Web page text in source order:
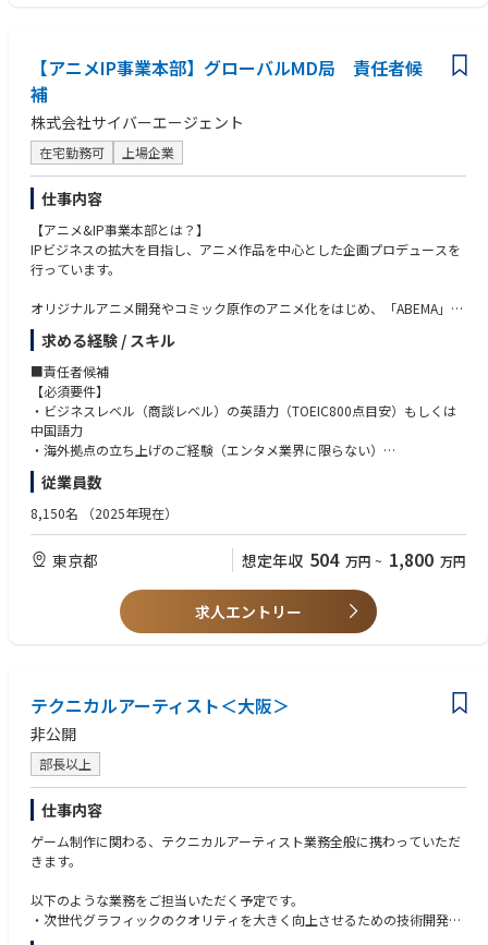
ジーなど)との複合チームにおいてデザイン価値を最大化していく意欲
・グローバルのデザインメンバーとの積極的な協業・共創する意欲
・最新事例や専門知識をデザインプロセスに取り込む意欲
・自分自身のスキルセットをより洗練させながら、幅広いスキルセットを
開拓していく意欲
◆あると望ましい経験・スキル
・プロダクトマネジャー、プロジェクトマネジャー、UXデザイナー、Web
ディレクターの経験
・サービス・プロダクトの戦略策定に関わった経験
・データ分析による課題発見/解決の経験
・自社製品や他社製品のマーケティングや、デジタルマーケティングに携
・ビジネスレベルの英語でのコミュニケーションスキル
・新規事業開発および実現の経験
◆応募時の必要書類
履歴書・職務経歴書・これまでの作品例（ポートフォリオまたはWebサイ
ト、公開可能な現在関わっているプロジェクトリンクや過去のローンチ済
みプロジェクトリンクなどの形式）をご提出ください。
【アニメIP事業本部】グローバルMD局 責任者候
補
株式会社サイバーエージェント
在宅勤務可 上場企業
仕事内容
【アニメ&IP事業本部とは？】
IPビジネスの拡大を目指し、アニメ作品を中心とした企画プロデュースを
行っています。
オリジナルアニメ開発やコミック原作のアニメ化をはじめ、「ABEMA」と
の連動企画や、広告・宣伝機能、人気 IPのグッズ制作・マーチャンダイジ
ング機能など、グローバル市場を見据えた総合的な事業を展開していま
す。
【業務内容】
アニメIPにおける海外向けの戦略立て、プロダクト開発、商品企画をお任
せいたします。
【募集背景】
近年、日本のアニメは全世界に広がり、新しいファンを次々と獲得してい
ます。
その中で、日本の質の高いコンテンツのポテンシャルは非常に大きく、サ
シャルを最大限に引き出すことを目指しています。
アニメ・エンタメ業界での経験があり、新しい試みや未知の挑戦に心を躍
らせる方々の応募を心よりお待ちしております。
～～～～～～～～～～～～～～～～～～～～～～～
※メンバークラスの募集もございます。
メンバーに関しては、アニメIPのアジアメーカーにおける商品企画、プロ
ダクト開発をお任せいたします。
求める経験 / スキル
■責任者候補
【必須要件】
・ビジネスレベル（商談レベル）の英語力（TOEIC800点目安）もしくは
中国語力
・海外拠点の立ち上げのご経験（エンタメ業界に限らない）
・海外市場を切り開いていきたいと思っている方
【求める人物像】
・変化に柔軟に対応できる方
・海外市場を切り開いていきたいと思っている方
【求める人物像】
・日本のコンテンツを世界に届けたいと思う方
・変化に柔軟に対応できる方
従業員数
8,150名 （2025年現在）
東京都 想定年収 504 万円 ~ 1,800 万円
求人エントリー
テクニカルアーティスト＜大阪＞
非公開
部長以上
仕事内容
ゲーム制作に関わる、テクニカルアーティスト業務全般に携わっていただ
きます。
以下のような業務をご担当いただく予定です。
・次世代グラフィックのクオリティを大きく向上させるための技術開発
(立案、可能であれば仕様を含めた実装担当)